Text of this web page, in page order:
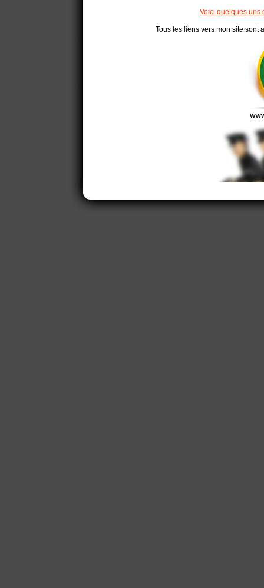
Voici quelques uns
Tous les liens vers mon site sont